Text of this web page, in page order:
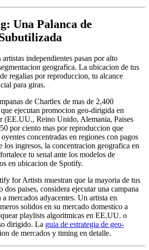
Una Palanca de
independientes pasan por alto
geografica. La ubicacion de tus
regalias por reproduccion, tu alcance
para giras.
de Chartlex de mas de 2,400
ejecutan promocion geo-dirigida en
(EE.UU., Reino Unido, Alemania, Paises
por ciento mas por reproduccion que
concentradas en regiones con pagos
los ingresos, la concentracion geografica en
tu senal ante los modelos de
en ubicacion de Spotify.
for Artists muestran que la mayoria de tus
dos paises, considera ejecutar una campana
mercados adyacentes. Un artista en
solidos en su mercado domestico a
playlists algoritmicas en EE.UU. o
dirigido. La guia de estrategia de geo-
de mercados y timing en detalle.